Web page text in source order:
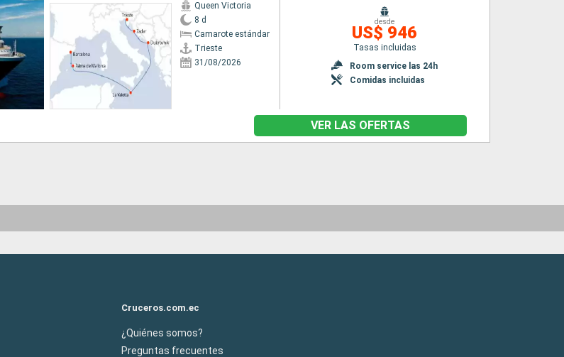
Queen Victoria
8 d
Camarote estándar
Trieste
31/08/2026
desde
US$ 946
Tasas incluidas
Room service las 24h
Comidas incluidas
VER LAS OFERTAS
Cruceros.com.ec
¿Quiénes somos?
Preguntas frecuentes